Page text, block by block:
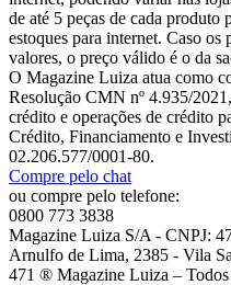
de até 5 peças de cada produto
estoques para internet. Caso os
valores, o preço válido é o da
O Magazine Luiza atua como
Resolução CMN nº 4.935/
crédito e operações de crédito
Crédito, Financiamento e
02.206.577/0001-80.
Compre pelo chat
ou compre pelo telefone:
0800 773 3838
Magazine Luiza S/A - CNPJ:
Arnulfo de Lima, 2385 - Vila
471 ® Magazine Luiza – Todos